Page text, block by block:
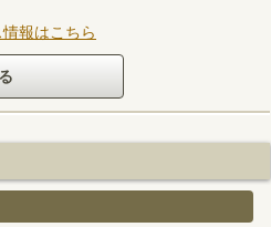
報はこちら